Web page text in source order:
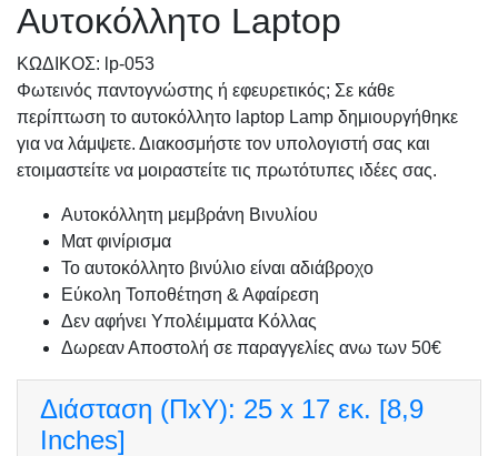
Αυτοκόλλητο Laptop
KΩΔΙΚΟΣ: lp-053
Φωτεινός παντογνώστης ή εφευρετικός; Σε κάθε
περίπτωση το αυτοκόλλητο laptop Lamp δημιουργήθηκε
για να λάμψετε. Διακοσμήστε τον υπολογιστή σας και
ετοιμαστείτε να μοιραστείτε τις πρωτότυπες ιδέες σας.
Αυτοκόλλητη μεμβράνη Βινυλίου
Ματ φινίρισμα
Το αυτοκόλλητο βινύλιο είναι αδιάβροχο
Εύκολη Τοποθέτηση & Αφαίρεση
Δεν αφήνει Υπολέιμματα Κόλλας
Δωρεαν Αποστολή σε παραγγελίες ανω των 50€
Διάσταση (ΠxΥ): 25 x 17 εκ. [8,9
Inches]